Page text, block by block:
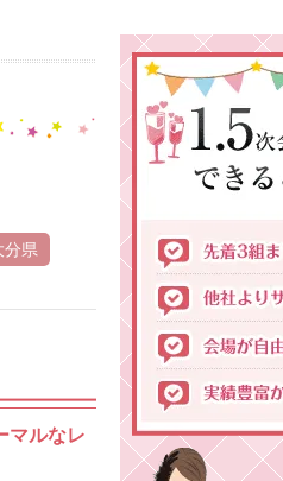
分県
マルなレ